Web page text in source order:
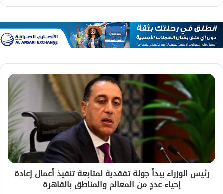
رئيس الوزراء يبدأ جولة تفقدية لمتابعة تنفيذ أعمال إعادة
إحياء عددٍ من المعالم والمناطق بالقاهرة